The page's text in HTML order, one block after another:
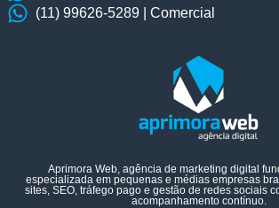
(11) 99626-5289 | Comercial
Aprimora Web, agência de marketing digital
especializada em pequenas e médias empresas
sites, SEO, tráfego pago e gestão de redes sociais
acompanhamento contínuo.